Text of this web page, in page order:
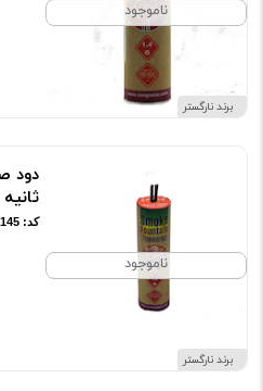
ناموجود
برند نارگستر
ناموجود
برند نارگستر
ثانیه
کد: 10014145